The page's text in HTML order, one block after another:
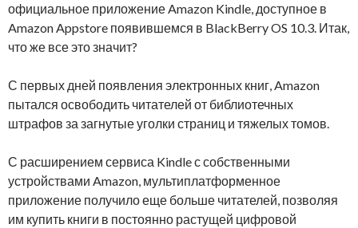
официальное приложение Amazon Kindle, доступное в
Amazon Appstore появившемся в BlackBerry OS 10.3. Итак,
что же все это значит?
С первых дней появления электронных книг, Amazon
пытался освободить читателей от библиотечных
штрафов за загнутые уголки страниц и тяжелых томов.
С расширением сервиса Kindle с собственными
устройствами Amazon, мультиплатформенное
приложение получило еще больше читателей, позволяя
им купить книги в постоянно растущей цифровой